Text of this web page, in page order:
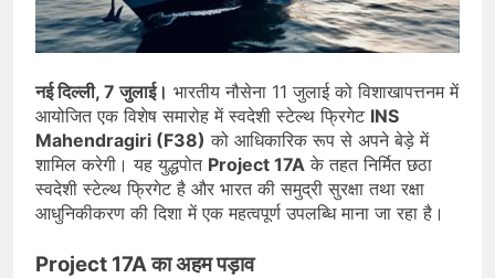
जारी किया, दिल्ली-NCR समेत कई क्षेत्रों में
जलभराव और बाढ़ की आशंका
August 6, 2026
जंतर-मंतर पुलिस कार्रवाई पर संसद में विपक्ष
का हंगामा तेज़, सरकार से जवाब की मांग
August 6, 2026
राष्ट्रीय हथकरघा दिवस की तैयारियाँ तेज़,
देशभर में बुनकरों और हस्तशिल्प प्रदर्शनियों का
होगा आयोजन
August 5, 2026
नई दिल्ली, 7 जुलाई। भारतीय नौसेना 11 जुलाई को विशाखापत्तनम में
आयोजित एक विशेष समारोह में स्वदेशी स्टेल्थ फ्रिगेट INS
Mahendragiri (F38) को आधिकारिक रूप से अपने बेड़े में
शामिल करेगी। यह युद्धपोत Project 17A के तहत निर्मित छठा
स्वदेशी स्टेल्थ फ्रिगेट है और भारत की समुद्री सुरक्षा तथा रक्षा
आधुनिकीकरण की दिशा में एक महत्वपूर्ण उपलब्धि माना जा रहा है।
Project 17A का अहम पड़ाव